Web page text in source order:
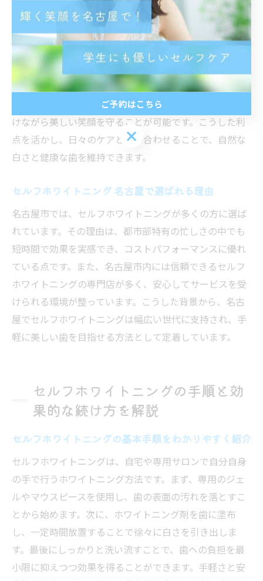
セルフホワイトニングで手軽に笑顔を守る方法
セルフホワイトニングは、自宅で手軽に実践できるた
め、忙しい毎日でも続けやすい点が魅力です。自分のペ
ースで無理なく取り組めるため、ストレスなく歯の白さ
を保てます。さらに、セルフホワイトニングは低刺激で
安心して利用できる方法が多く、歯槽膿漏のリスクを避
けながら美しい笑顔を守ることが可能です。こうした利
点を活かし、日々のケアと組み合わせることで、自然な
白さと健康な歯を維持できます。
セルフホワイトニング 名古屋で選ばれる理由
名古屋市では、セルフホワイトニングが多くの方に選ば
れています。その理由は、都市部特有の忙しさの中でも
短時間で効果を実感でき、コストパフォーマンスに優れ
ている点です。また、名古屋市内には信頼できるセルフ
ホワイトニングの専門店が多く、安心してサービスを受
けられる環境が整っています。こうした背景から、名古
屋でセルフホワイトニングは幅広い世代に支持され、手
軽に美しい歯を目指せる方法として定着しています。
セルフホワイトニングの手順と効
果的な続け方を解説
セルフホワイトニングの基本手順をわかりやすく紹介
セルフホワイトニングは、自宅や専用サロンで自分自身
の手で行うホワイトニング方法です。まず、専用のジェ
ルやマウスピースを使用し、歯の表面の汚れを落とすこ
とから始めます。次に、ホワイトニング剤を歯に塗布
し、一定時間放置することで徐々に白さを引き出しま
す。最後にしっかりと洗い流すことで、歯への負担を最
小限に抑えつつ効果を得ることができます。手軽さと安
ご予約はこちら
ご予約はこちら